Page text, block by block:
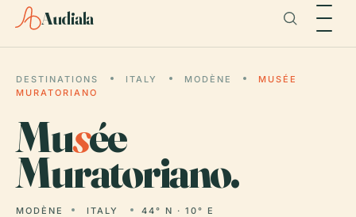
Audiala
DESTINATIONS ITALY MODÈNE
MUSÉE
MURATORIANO
Musée
Muratoriano.
MODÈNE ITALY 44° N · 10° E